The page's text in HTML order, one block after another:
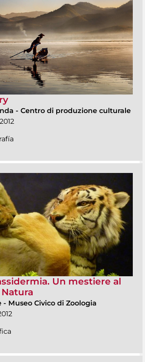
- Centro di produzione culturale
Un mestiere al
- Museo Civico di Zoologia